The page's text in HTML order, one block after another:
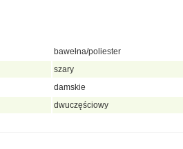
bawełna/poliester
szary
damskie
dwuczęściowy